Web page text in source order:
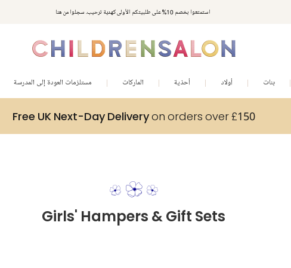
استمتعوا بخصم 10% على طلبيتكم الأولى كهدية ترحيب. سجلوا من هنا
بنات أولاد أحذية الماركات مستلزمات العودة إلى المدرسة
Free UK Next-Day Deliveryon orders over £150
Girls' Hampers & Gift Sets